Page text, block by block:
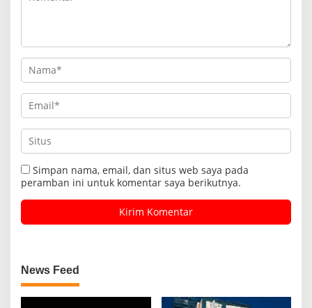
Simpan nama, email, dan situs web saya pada
peramban ini untuk komentar saya berikutnya.
News Feed